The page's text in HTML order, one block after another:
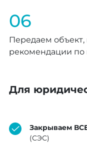
06
Передаем
рекомендации по
Для
Закрываем
(СЭС)